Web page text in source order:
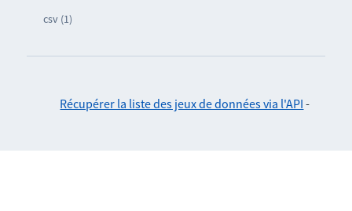
csv (1)
Récupérer la liste des jeux de données via l'API -